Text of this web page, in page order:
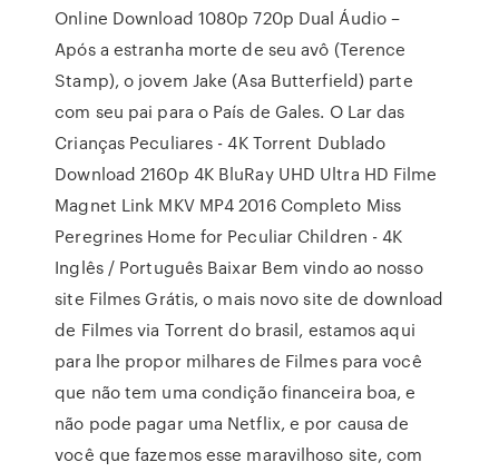
Online Download 1080p 720p Dual Áudio –
Após a estranha morte de seu avô (Terence
Stamp), o jovem Jake (Asa Butterfield) parte
com seu pai para o País de Gales. O Lar das
Crianças Peculiares - 4K Torrent Dublado
Download 2160p 4K BluRay UHD Ultra HD Filme
Magnet Link MKV MP4 2016 Completo Miss
Peregrines Home for Peculiar Children - 4K
Inglês / Português Baixar Bem vindo ao nosso
site Filmes Grátis, o mais novo site de download
de Filmes via Torrent do brasil, estamos aqui
para lhe propor milhares de Filmes para você
que não tem uma condição financeira boa, e
não pode pagar uma Netflix, e por causa de
você que fazemos esse maravilhoso site, com